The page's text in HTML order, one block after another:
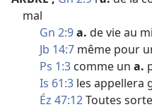
mal
Gn 2:9a. de vie au
Jb 14:7 même pour
Ps 1:3 comme un a.
Is 61:3 les appellera
Éz 47:12Toutes